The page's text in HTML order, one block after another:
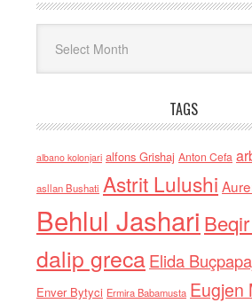
TAGS
albano kolonjari alfons Grishaj Anton Cefa
asllan Bushati Astrit Lulushi
Behlul Jashari
dalip grecaElida
Enver Bytyci Ermira Babamusta Eugjen